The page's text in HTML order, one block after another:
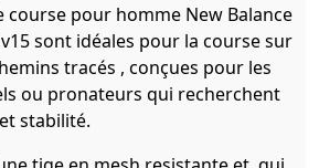
course pour homme New Balance
v15 sont idéales pour la course sur
tracés , conçues pour les
ou pronateurs qui recherchent
stabilité.